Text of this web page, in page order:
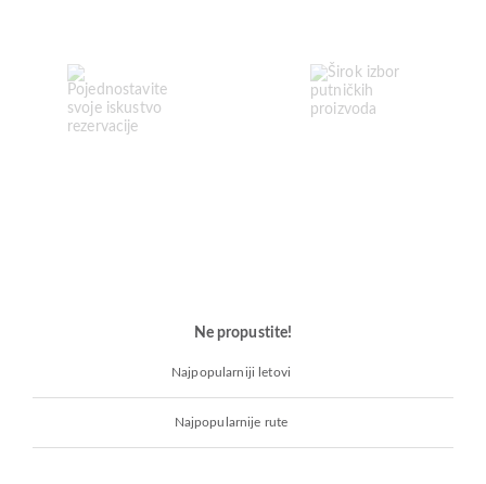
Ne propustite!
Najpopularniji letovi
Najpopularnije rute